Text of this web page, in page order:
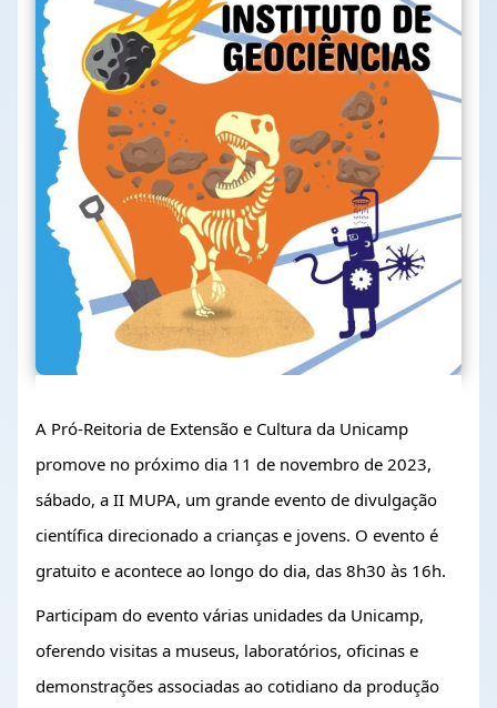
A Pró-Reitoria de Extensão e Cultura da Unicamp
promove no próximo dia 11 de novembro de 2023,
sábado, a II MUPA, um grande evento de divulgação
científica direcionado a crianças e jovens. O evento é
gratuito e acontece ao longo do dia, das 8h30 às 16h.
Participam do evento várias unidades da Unicamp,
oferendo visitas a museus, laboratórios, oficinas e
demonstrações associadas ao cotidiano da produção